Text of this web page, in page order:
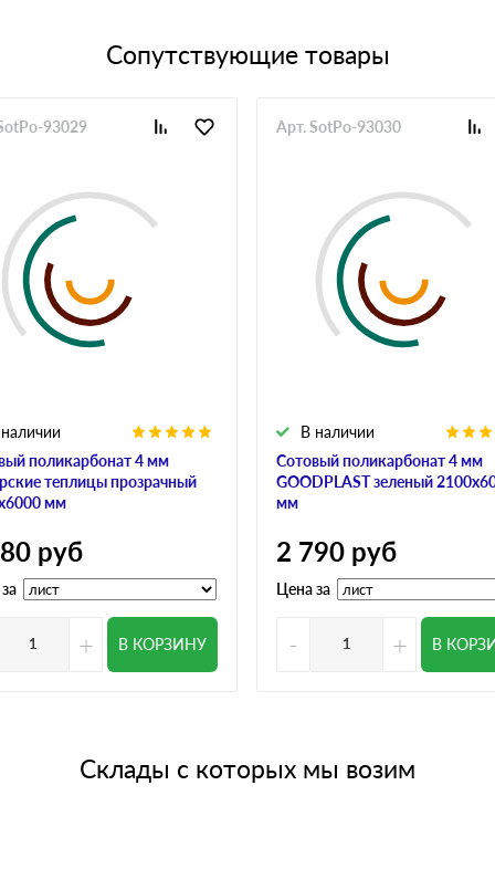
Сопутствующие товары
поликарбонат 4 мм
теплицы прозрачный
мм
93029
руб
+ В КОРЗИНУ
Сотовый поликарбонат 4 мм
GOODPLAST зеленый
мм
В наличии
Арт. SotPo-93030
2 790 руб
Цена за
- + В
Склады с которых мы возим